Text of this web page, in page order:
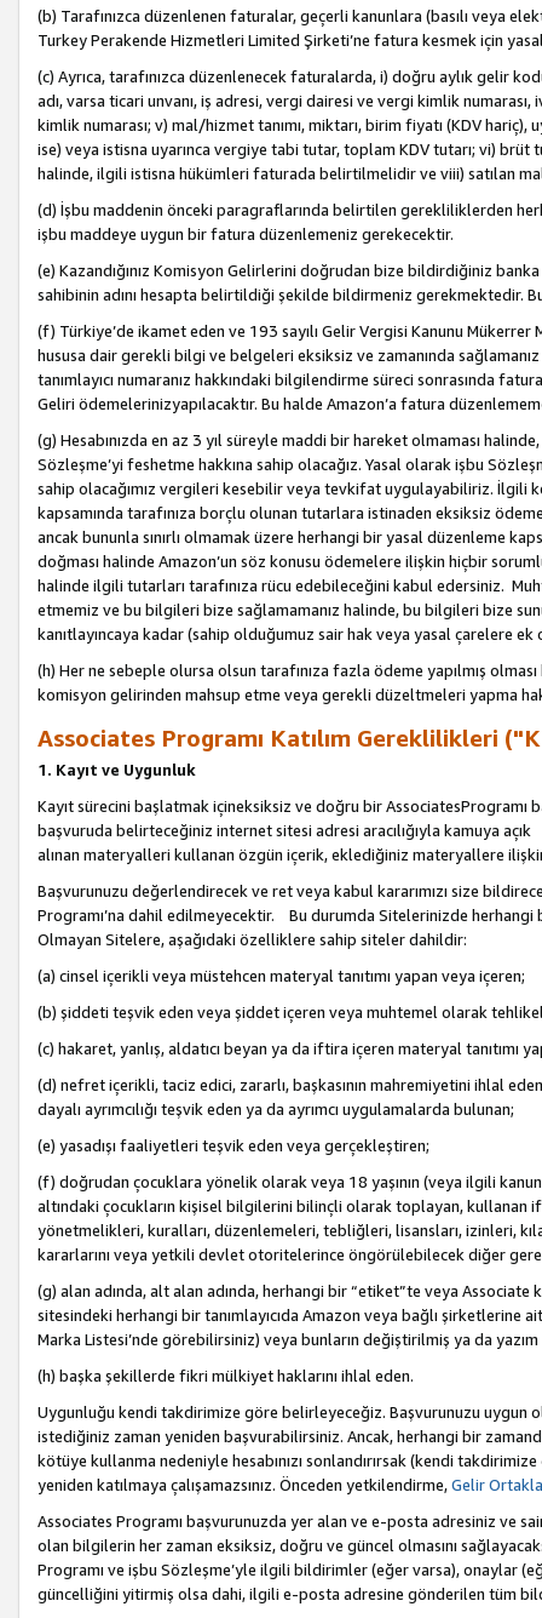
(b) Tarafınızca düzenlenen faturalar, geçerli kanunlara (basılı veya
Turkey Perakende Hizmetleri Limited Şirketi’ne fatura kesmek için
(c) Ayrıca, tarafınızca düzenlenecek faturalarda, i) doğru aylık gelir
adı, varsa ticari unvanı, iş adresi, vergi dairesi ve vergi kimlik
kimlik numarası; v) mal/hizmet tanımı, miktarı, birim fiyatı (KDV
ise) veya istisna uyarınca vergiye tabi tutar, toplam KDV tutarı; vi) brüt
halinde, ilgili istisna hükümleri faturada belirtilmelidir ve viii) satılan
(d) İşbu maddenin önceki paragraflarında belirtilen gerekliliklerden
işbu maddeye uygun bir fatura düzenlemeniz gerekecektir.
(e) Kazandığınız Komisyon Gelirlerini doğrudan bize bildirdiğiniz banka
sahibinin adını hesapta belirtildiği şekilde bildirmeniz gerekmektedir.
(f) Türkiye’de ikamet eden ve 193 sayılı Gelir Vergisi Kanunu
hususa dair gerekli bilgi ve belgeleri eksiksiz ve zamanında
tanımlayıcı numaranız hakkındaki bilgilendirme süreci sonrasında
Geliri ödemelerinizyapılacaktır. Bu halde Amazon’a fatura
(g) Hesabınızda en az 3 yıl süreyle maddi bir hareket olmaması
Sözleşme’yi feshetme hakkına sahip olacağız. Yasal olarak işbu
sahip olacağımız vergileri kesebilir veya tevkifat uygulayabiliriz. İlgili
kapsamında tarafınıza borçlu olunan tutarlara istinaden eksiksiz
ancak bununla sınırlı olmamak üzere herhangi bir yasal düzenleme
doğması halinde Amazon’un söz konusu ödemelere ilişkin hiçbir
halinde ilgili tutarları tarafınıza rücu edebileceğini kabul edersiniz.
etmemiz ve bu bilgileri bize sağlamamanız halinde, bu bilgileri bize
kanıtlayıncaya kadar (sahip olduğumuz sair hak veya yasal çarelere
(h) Her ne sebeple olursa olsun tarafınıza fazla ödeme yapılmış
komisyon gelirinden mahsup etme veya gerekli düzeltmeleri yapma
Associates Programı Katılım Gereklilikleri
1. Kayıt ve Uygunluk
Kayıt sürecini başlatmak içineksiksiz ve doğru bir AssociatesProgramı
başvuruda belirteceğiniz internet sitesi adresi aracılığıyla kamuya
alınan materyalleri kullanan özgün içerik, eklediğiniz materyallere
Başvurunuzu değerlendirecek ve ret veya kabul kararımızı size
Programı’na dahil edilmeyecektir. Bu durumda Sitelerinizde herhangi
Olmayan Sitelere, aşağıdaki özelliklere sahip siteler dahildir:
(a) cinsel içerikli veya müstehcen materyal tanıtımı yapan veya içeren;
(b) şiddeti teşvik eden veya şiddet içeren veya muhtemel olarak
(c) hakaret, yanlış, aldatıcı beyan ya da iftira içeren materyal tanıtımı
(d) nefret içerikli, taciz edici, zararlı, başkasının mahremiyetini ihlal
dayalı ayrımcılığı teşvik eden ya da ayrımcı uygulamalarda bulunan;
(e) yasadışı faaliyetleri teşvik eden veya gerçekleştiren;
(f) doğrudan çocuklara yönelik olarak veya 18 yaşının (veya ilgili
altındaki çocukların kişisel bilgilerini bilinçli olarak toplayan, kullanan
yönetmelikleri, kuralları, düzenlemeleri, tebliğleri, lisansları, izinleri,
kararlarını veya yetkili devlet otoritelerince öngörülebilecek diğer
(g) alan adında, alt alan adında, herhangi bir “etiket”te veya
sitesindeki herhangi bir tanımlayıcıda Amazon veya bağlı şirketlerine
Marka Listesi’nde görebilirsiniz) veya bunların değiştirilmiş ya da
(h) başka şekillerde fikri mülkiyet haklarını ihlal eden.
Uygunluğu kendi takdirimize göre belirleyeceğiz. Başvurunuzu uygun
istediğiniz zaman yeniden başvurabilirsiniz. Ancak, herhangi bir
kötüye kullanma nedeniyle hesabınızı sonlandırırsak (kendi
yeniden katılmaya çalışamazsınız. Önceden yetkilendirme,Gelir
Associates Programı başvurunuzda yer alan ve e-posta adresiniz ve
olan bilgilerin her zaman eksiksiz, doğru ve güncel olmasını
Programı ve işbu Sözleşme’yle ilgili bildirimler (eğer varsa), onaylar
güncelliğini yitirmiş olsa dahi, ilgili e-posta adresine gönderilen tüm